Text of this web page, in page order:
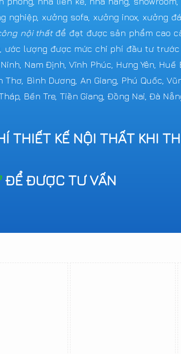
xưởng sofa, xưởng inox, xưởng
nội thấtđể đạt được sản phẩm cao
lượng được mức chi phí đầu tư trước
Nam Định, Vĩnh Phúc, Hưng Yên, Huế
Bình Dương, An Giang, Phú Quốc,
Bến Tre, Tiền Giang, Đồng Nai, Đà
THIẾT KẾ NỘI THẤT KHI
ĐỂ ĐƯỢC TƯ VẤN